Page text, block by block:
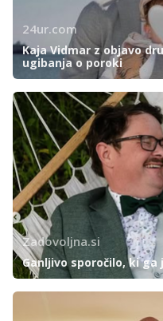
24ur.com
Kaja Vidmar z objavo
ugibanja o poroki
Zadovoljna.si
Ganljivo sporočilo, ki ga